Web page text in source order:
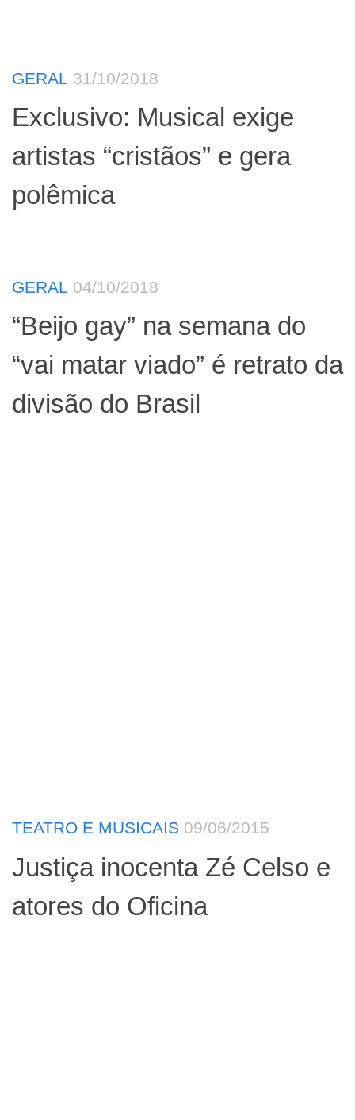
GERAL 31/10/2018
Exclusivo: Musical exige
artistas “cristãos” e gera
polêmica
GERAL 04/10/2018
“Beijo gay” na semana do
“vai matar viado” é retrato da
divisão do Brasil
TEATRO E MUSICAIS 09/06/2015
Justiça inocenta Zé Celso e
atores do Oficina